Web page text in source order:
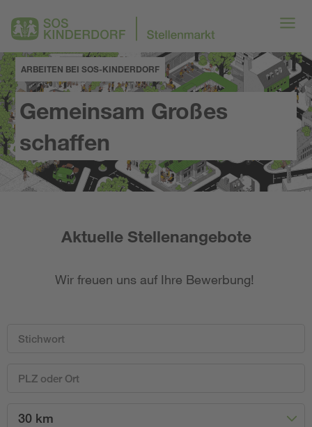
ARBEITEN BEI SOS-KINDERDORF
Gemeinsam Großes
schaffen
Aktuelle Stellenangebote
Wir freuen uns auf Ihre Bewerbung!
30 km